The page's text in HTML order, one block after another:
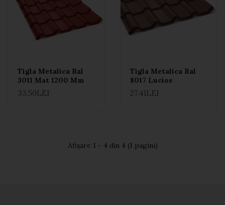
Tigla Metalica Ral
3011 Mat 1200 Mm
33,50LEI
Tigla Metalica Ral
8017 Lucios
27,41LEI
Afişare 1 - 4 din 4 (1 pagini)